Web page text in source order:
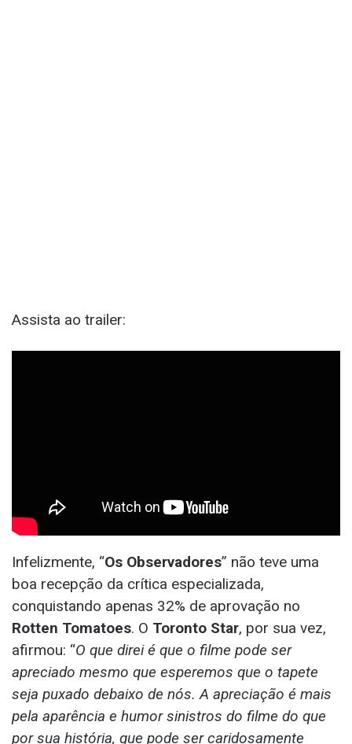
Assista ao trailer:
Infelizmente, “Os Observadores” não teve uma
boa recepção da crítica especializada,
conquistando apenas 32% de aprovação no
Rotten Tomatoes. O Toronto Star, por sua vez,
afirmou: “O que direi é que o filme pode ser
apreciado mesmo que esperemos que o tapete
seja puxado debaixo de nós. A apreciação é mais
pela aparência e humor sinistros do filme do que
por sua história, que pode ser caridosamente